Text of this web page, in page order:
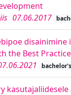
07.06.2017
the Best